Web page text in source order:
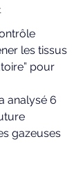
les tissus
pour
analysé 6
gazeuses